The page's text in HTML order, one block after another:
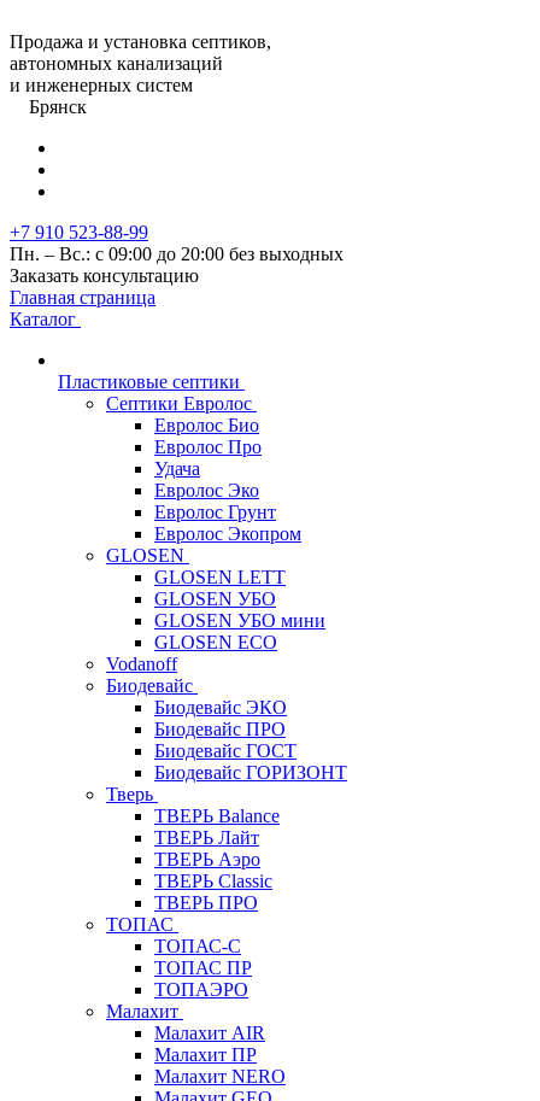
Продажа и установка септиков,
автономных канализаций
и инженерных систем
Брянск
+7 910 523-88-99
Пн. – Вс.: с 09:00 до 20:00 без выходных
Заказать консультацию
Главная страница
Каталог
Пластиковые септики
Септики Евролос
Евролос Био
Евролос Про
Удача
Евролос Эко
Евролос Грунт
Евролос Экопром
GLOSEN
GLOSEN LETT
GLOSEN УБО
GLOSEN УБО мини
GLOSEN ECO
Vodanoff
Биодевайс
Биодевайс ЭКО
Биодевайс ПРО
Биодевайс ГОСТ
Биодевайс ГОРИЗОНТ
Тверь
ТВЕРЬ Balance
ТВЕРЬ Лайт
ТВЕРЬ Аэро
ТВЕРЬ Classic
ТВЕРЬ ПРО
ТОПАС
ТОПАС-С
ТОПАС ПР
ТОПАЭРО
Малахит
Малахит AIR
Малахит ПР
Малахит NERO